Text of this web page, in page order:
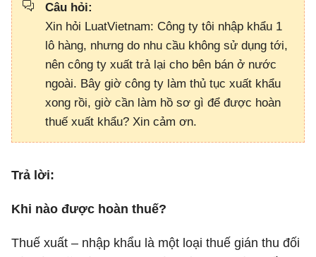
Câu hỏi:
Xin hỏi LuatVietnam: Công ty tôi nhập khẩu 1
lô hàng, nhưng do nhu cầu không sử dụng tới,
nên công ty xuất trả lại cho bên bán ở nước
ngoài. Bây giờ công ty làm thủ tục xuất khẩu
xong rồi, giờ cần làm hồ sơ gì để được hoàn
thuế xuất khẩu? Xin cảm ơn.
Trả lời:
Khi nào được hoàn thuế?
Thuế xuất – nhập khẩu là một loại thuế gián thu đối